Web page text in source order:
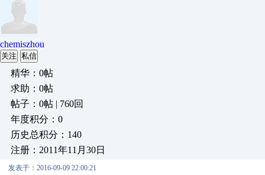
chemiszhou
关注 私信
精华：0帖
求助：0帖
帖子：0帖 | 760回
年度积分：0
历史总积分：140
注册：2011年11月30日
发表于：2016-09-09 22:00:21